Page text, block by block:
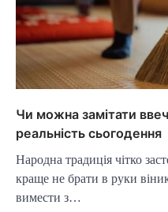
Чи можна замітати
реальність сьогодення
Народна традиція чітко
краще не брати в руки
вимести з…